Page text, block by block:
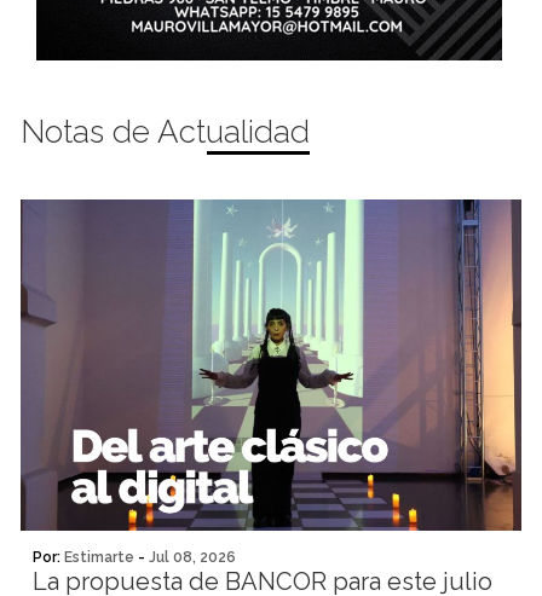
Notas de Actualidad
Por: Estimarte - Jul 08, 2026
La propuesta de BANCOR para este julio